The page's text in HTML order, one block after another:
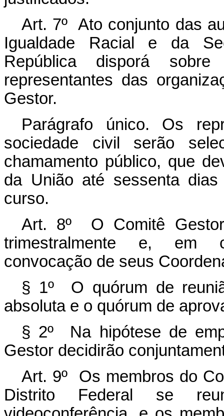
Art. 7º Ato conjunto das
Igualdade Racial e da
República disporá
representantes das
Gestor.
Parágrafo único. Os
sociedade civil serão
chamamento público, que
da União até sessenta
curso.
Art. 8º O Comitê
trimestralmente e, em
convocação de seus
§ 1º O quórum de
absoluta e o quórum de
§ 2º Na hipótese de
Gestor decidirão
Art. 9º Os membros do
Distrito Federal se